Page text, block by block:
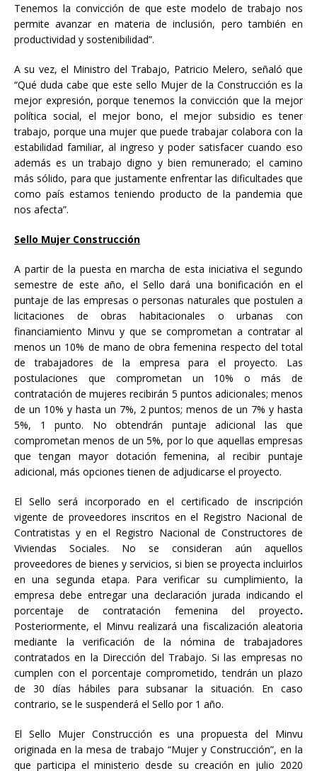
Tenemos la convicción de que este modelo de trabajo nos
permite avanzar en materia de inclusión, pero también en
productividad y sostenibilidad”.
A su vez, el Ministro del Trabajo, Patricio Melero, señaló que
“Qué duda cabe que este sello Mujer de la Construcción es la
mejor expresión, porque tenemos la convicción que la mejor
política social, el mejor bono, el mejor subsidio es tener
trabajo, porque una mujer que puede trabajar colabora con la
estabilidad familiar, al ingreso y poder satisfacer cuando eso
además es un trabajo digno y bien remunerado; el camino
más sólido, para que justamente enfrentar las dificultades que
como país estamos teniendo producto de la pandemia que
nos afecta”.
Sello Mujer Construcción
A partir de la puesta en marcha de esta iniciativa el segundo
semestre de este año, el Sello dará una bonificación en el
puntaje de las empresas o personas naturales que postulen a
licitaciones de obras habitacionales o urbanas con
financiamiento Minvu y que se comprometan a contratar al
menos un 10% de mano de obra femenina respecto del total
de trabajadores de la empresa para el proyecto. Las
postulaciones que comprometan un 10% o más de
contratación de mujeres recibirán 5 puntos adicionales; menos
de un 10% y hasta un 7%, 2 puntos; menos de un 7% y hasta
5%, 1 punto. No obtendrán puntaje adicional las que
comprometan menos de un 5%, por lo que aquellas empresas
que tengan mayor dotación femenina, al recibir puntaje
adicional, más opciones tienen de adjudicarse el proyecto.
El Sello será incorporado en el certificado de inscripción
vigente de proveedores inscritos en el Registro Nacional de
Contratistas y en el Registro Nacional de Constructores de
Viviendas Sociales. No se consideran aún aquellos
proveedores de bienes y servicios, si bien se proyecta incluirlos
en una segunda etapa. Para verificar su cumplimiento, la
empresa debe entregar una declaración jurada indicando el
porcentaje de contratación femenina del proyecto.
Posteriormente, el Minvu realizará una fiscalización aleatoria
mediante la verificación de la nómina de trabajadores
contratados en la Dirección del Trabajo. Si las empresas no
cumplen con el porcentaje comprometido, tendrán un plazo
de 30 días hábiles para subsanar la situación. En caso
contrario, se le suspenderá el Sello por 1 año.
El Sello Mujer Construcción es una propuesta del Minvu
originada en la mesa de trabajo “Mujer y Construcción”, en la
que participa el ministerio desde su creación en julio 2020